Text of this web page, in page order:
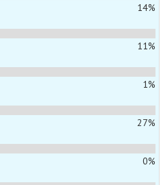
14%
11%
1%
27%
0%